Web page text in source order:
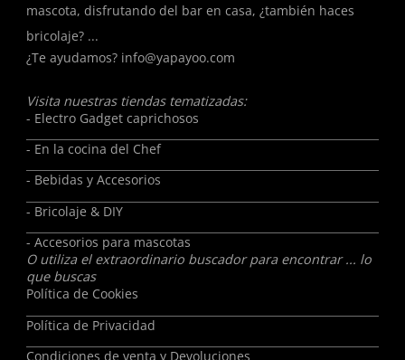
mascota, disfrutando del bar en casa, ¿también haces
bricolaje? ...
¿Te ayudamos? info@yapayoo.com
Visita nuestras tiendas tematizadas:
- Electro Gadget caprichosos
- En la cocina del Chef
- Bebidas y Accesorios
- Bricolaje & DIY
- Accesorios para mascotas
O utiliza el extraordinario buscador para encontrar ... lo
que buscas
Política de Cookies
Política de Privacidad
Condiciones de venta y Devoluciones